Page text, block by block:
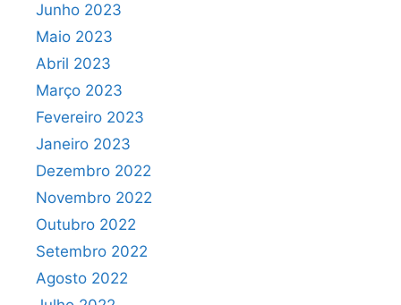
Junho 2023
Maio 2023
Abril 2023
Março 2023
Fevereiro 2023
Janeiro 2023
Dezembro 2022
Novembro 2022
Outubro 2022
Setembro 2022
Agosto 2022